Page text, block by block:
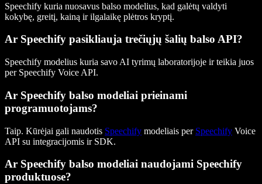
Speechify kuria nuosavus balso modelius, kad galėtų valdyti
kokybę, greitį, kainą ir ilgalaikę plėtros kryptį.
Ar Speechify pasikliauja trečiųjų šalių balso API?
Speechify modelius kuria savo AI tyrimų laboratorijoje ir teikia juos
per Speechify Voice API.
Ar Speechify balso modeliai prieinami
programuotojams?
Taip. Kūrėjai gali naudotis Speechify modeliais per Speechify Voice
API su integracijomis ir SDK.
Ar Speechify balso modeliai naudojami Speechify
produktuose?